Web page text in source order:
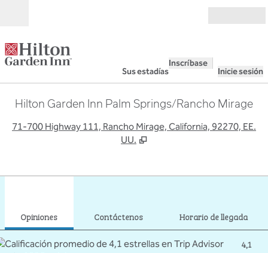
Sus estadías
Inscríbase
Inicie sesión
Hilton Garden Inn Palm Springs/Rancho Mirage
71-700 Highway 111, Rancho Mirage, California, 92270, EE.
UU.
Opiniones Contáctenos Horario de llegada
4,1